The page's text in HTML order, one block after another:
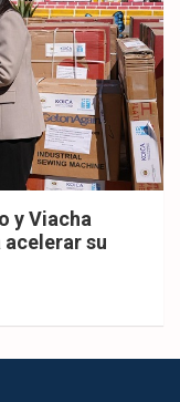
y Viacha
su